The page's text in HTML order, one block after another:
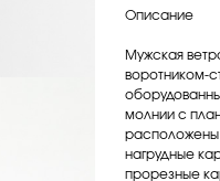
Описание
Мужская
воротником-
молнии с
расположены
нагрудные
прорезные